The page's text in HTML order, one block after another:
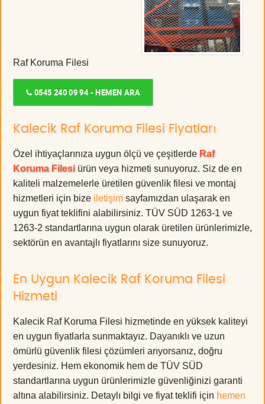
Raf Koruma Filesi
0545 240 09 94 - HEMEN ARA
Kalecik Raf Koruma Filesi Fiyatları
Özel ihtiyaçlarınıza uygun ölçü ve çeşitlerde Raf
Koruma Filesi ürün veya hizmeti sunuyoruz. Siz de en
kaliteli malzemelerle üretilen güvenlik filesi ve montaj
hizmetleri için bize iletişim sayfamızdan ulaşarak en
uygun fiyat teklifini alabilirsiniz. TÜV SÜD 1263-1 ve
1263-2 standartlarına uygun olarak üretilen ürünlerimizle,
sektörün en avantajlı fiyatlarını size sunuyoruz.
En Uygun Kalecik Raf Koruma Filesi
Hizmeti
Kalecik Raf Koruma Filesi hizmetinde en yüksek kaliteyi
en uygun fiyatlarla sunmaktayız. Dayanıklı ve uzun
ömürlü güvenlik filesi çözümleri arıyorsanız, doğru
yerdesiniz. Hem ekonomik hem de TÜV SÜD
standartlarına uygun ürünlerimizle güvenliğinizi garanti
altına alabilirsiniz. Detaylı bilgi ve fiyat teklifi için hemen